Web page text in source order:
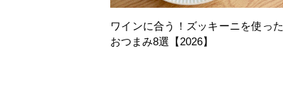
ワインに合う！ズッキーニを使った
おつまみ8選【2026】